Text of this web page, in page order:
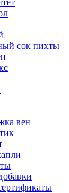
сок пихты
вен